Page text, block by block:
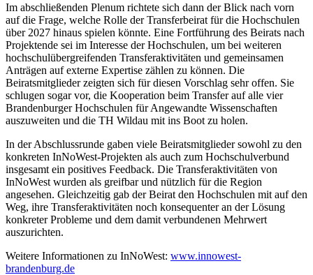
Im abschließenden Plenum richtete sich dann der Blick nach vorn
auf die Frage, welche Rolle der Transferbeirat für die Hochschulen
über 2027 hinaus spielen könnte. Eine Fortführung des Beirats nach
Projektende sei im Interesse der Hochschulen, um bei weiteren
hochschulübergreifenden Transferaktivitäten und gemeinsamen
Anträgen auf externe Expertise zählen zu können. Die
Beiratsmitglieder zeigten sich für diesen Vorschlag sehr offen. Sie
schlugen sogar vor, die Kooperation beim Transfer auf alle vier
Brandenburger Hochschulen für Angewandte Wissenschaften
auszuweiten und die TH Wildau mit ins Boot zu holen.
In der Abschlussrunde gaben viele Beiratsmitglieder sowohl zu den
konkreten InNoWest-Projekten als auch zum Hochschulverbund
insgesamt ein positives Feedback. Die Transferaktivitäten von
InNoWest wurden als greifbar und nützlich für die Region
angesehen. Gleichzeitig gab der Beirat den Hochschulen mit auf den
Weg, ihre Transferaktivitäten noch konsequenter an der Lösung
konkreter Probleme und dem damit verbundenen Mehrwert
auszurichten.
Weitere Informationen zu InNoWest: www.innowest-
brandenburg.de